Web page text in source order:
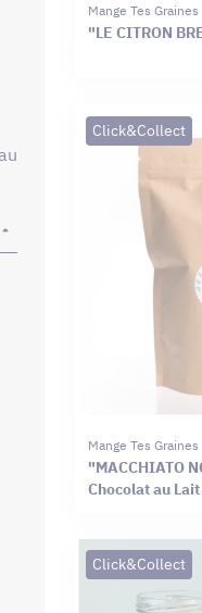
Mange Tes Graines
"LE CITRON
Click&Collect
Mange Tes Graines
"MACCHIATO
Chocolat au Lait
Click&Collect